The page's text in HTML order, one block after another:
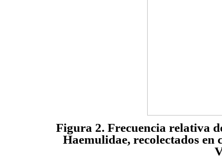
Figura 2. Frecuencia relativa
Haemulidae, recolectados en